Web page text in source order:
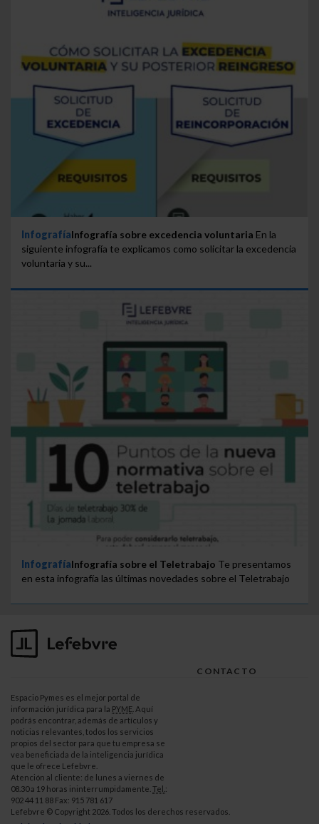
InfografíaInfografía sobre excedencia voluntaria En la
siguiente infografía te explicamos como solicitar la excedencia
voluntaria y su...
InfografíaInfografía sobre el Teletrabajo Te presentamos
en esta infografía las últimas novedades sobre el Teletrabajo
CONTACTO
Espacio Pymes es el mejor portal de
información jurídica para la PYME . Aquí
podrás encontrar, además de artículos y
noticias relevantes, todos los servicios
propios del sector para que tu empresa se
vea beneficiada de la inteligencia jurídica
que le ofrece Lefebvre.
Atención al cliente: de lunes a viernes de
08.30 a 19 horas ininterrumpidamente. Tel. :
902 44 11 88 Fax: 915 781 617
Lefebvre © Copyright 2026. Todos los derechos reservados.